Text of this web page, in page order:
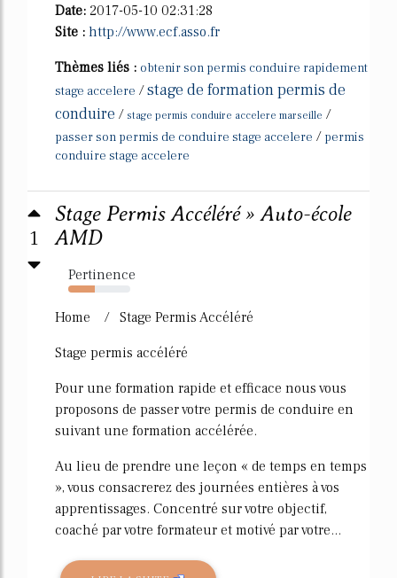
Date: 2017-05-10 02:31:28
Site : http://www.ecf.asso.fr
Thèmes liés : obtenir son permis conduire rapidement
stage accelere /stage de formation permis de
conduire / stage permis conduire accelere marseille /
passer son permis de conduire stage accelere / permis
conduire stage accelere
1
Stage Permis Accéléré » Auto-école
AMD
Pertinence
43%
Home / Stage Permis Accéléré
Stage permis accéléré
Pour une formation rapide et efficace nous vous
proposons de passer votre permis de conduire en
suivant une formation accélérée.
Au lieu de prendre une leçon « de temps en temps
», vous consacrerez des journées entières à vos
apprentissages. Concentré sur votre objectif,
coaché par votre formateur et motivé par votre...